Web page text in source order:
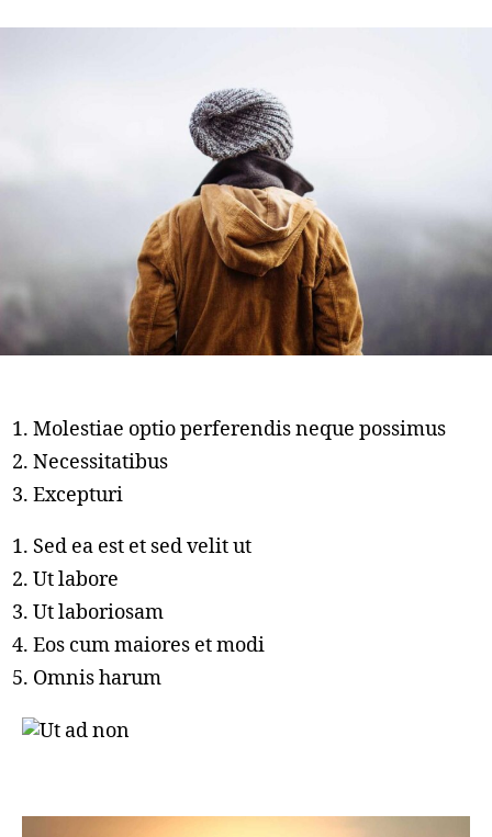
Molestiae optio perferendis neque possimus
Necessitatibus
Excepturi
Sed ea est et sed velit ut
Ut labore
Ut laboriosam
Eos cum maiores et modi
Omnis harum